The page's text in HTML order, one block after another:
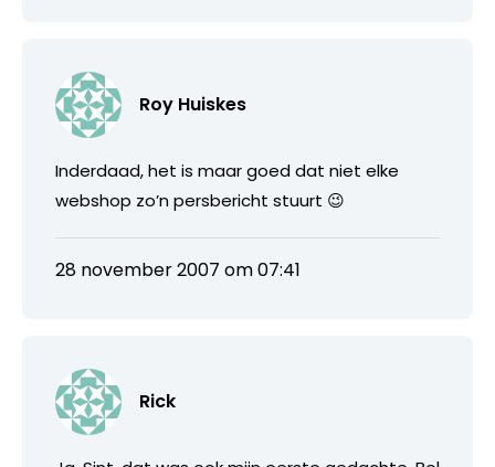
Roy Huiskes
Inderdaad, het is maar goed dat niet elke
webshop zo’n persbericht stuurt 😉
28 november 2007 om 07:41
Rick